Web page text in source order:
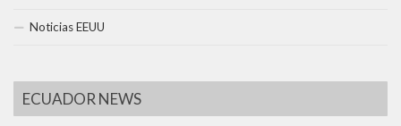
Noticias EEUU
ECUADOR NEWS